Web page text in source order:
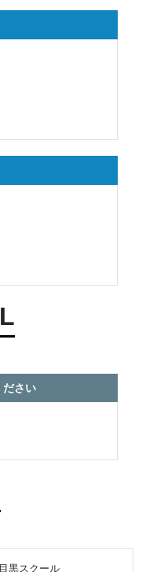
ださい
黒スクール